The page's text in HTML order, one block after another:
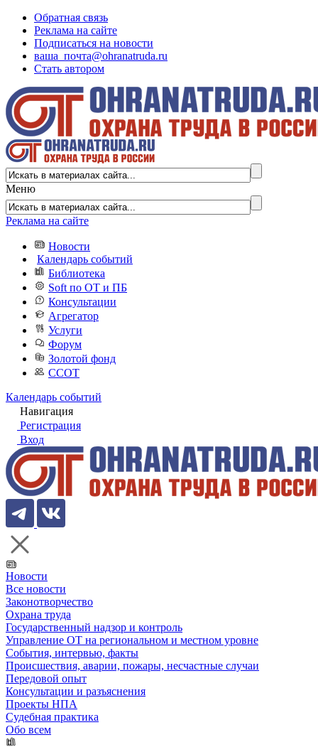
Обратная связь
Реклама на сайте
Подписаться на новости
ваша_почта@ohranatruda.ru
Стать автором
Меню
Реклама на сайте
Новости
Календарь событий
Библиотека
Soft по ОТ и ПБ
Консультации
Агрегатор
Услуги
Форум
Золотой фонд
ССОТ
Календарь событий
Навигация
Регистрация
Вход
Новости
Все новости
Законотворчество
Охрана труда
Государственный надзор и контроль
Управление ОТ на региональном и местном уровне
События, интервью, факты
Происшествия, аварии, пожары, несчастные случаи
Передовой опыт
Консультации и разъяснения
Проекты НПА
Судебная практика
Обо всем